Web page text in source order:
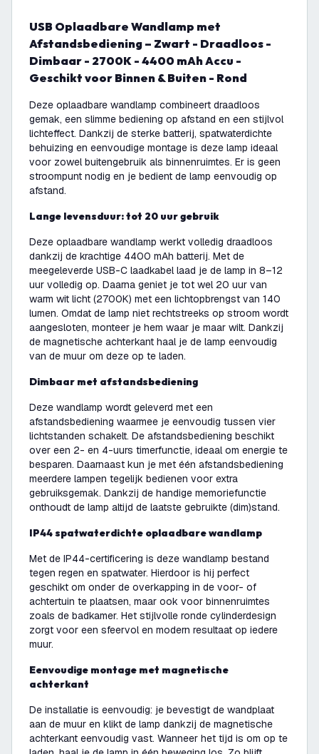
USB Oplaadbare Wandlamp met
Afstandsbediening – Zwart - Draadloos -
Dimbaar - 2700K - 4400 mAh Accu -
Geschikt voor Binnen & Buiten - Rond
Deze oplaadbare wandlamp combineert draadloos
gemak, een slimme bediening op afstand en een stijlvol
lichteffect. Dankzij de sterke batterij, spatwaterdichte
behuizing en eenvoudige montage is deze lamp ideaal
voor zowel buitengebruik als binnenruimtes. Er is geen
stroompunt nodig en je bedient de lamp eenvoudig op
afstand.
Lange levensduur: tot 20 uur gebruik
Deze oplaadbare wandlamp werkt volledig draadloos
dankzij de krachtige 4400 mAh batterij. Met de
meegeleverde USB-C laadkabel laad je de lamp in 8–12
uur volledig op. Daarna geniet je tot wel 20 uur van
warm wit licht (2700K) met een lichtopbrengst van 140
lumen. Omdat de lamp niet rechtstreeks op stroom wordt
aangesloten, monteer je hem waar je maar wilt. Dankzij
de magnetische achterkant haal je de lamp eenvoudig
van de muur om deze op te laden.
Dimbaar met afstandsbediening
Deze wandlamp wordt geleverd met een
afstandsbediening waarmee je eenvoudig tussen vier
lichtstanden schakelt. De afstandsbediening beschikt
over een 2- en 4-uurs timerfunctie, ideaal om energie te
besparen. Daarnaast kun je met één afstandsbediening
meerdere lampen tegelijk bedienen voor extra
gebruiksgemak. Dankzij de handige memoriefunctie
onthoudt de lamp altijd de laatste gebruikte (dim)stand.
IP44 spatwaterdichte oplaadbare wandlamp
Met de IP44-certificering is deze wandlamp bestand
tegen regen en spatwater. Hierdoor is hij perfect
geschikt om onder de overkapping in de voor- of
achtertuin te plaatsen, maar ook voor binnenruimtes
zoals de badkamer. Het stijlvolle ronde cylinderdesign
zorgt voor een sfeervol en modern resultaat op iedere
muur.
Eenvoudige montage met magnetische
achterkant
De installatie is eenvoudig: je bevestigt de wandplaat
aan de muur en klikt de lamp dankzij de magnetische
achterkant eenvoudig vast. Wanneer het tijd is om op te